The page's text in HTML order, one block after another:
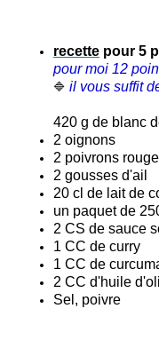
recette pour 5
pour moi 12
🔷 il vous suffit
420 g de blanc
2 oignons
2 poivrons
2 gousses d'ail
20 cl de lait de
un paquet de
2 CS de sauce
1 CC de curry
1 CC de
2 CC d'huile
Sel, poivre